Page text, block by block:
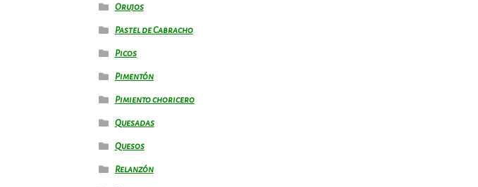
Orujos
Pastel de Cabracho
Picos
Pimentón
Pimiento choricero
Quesadas
Quesos
Relanzón